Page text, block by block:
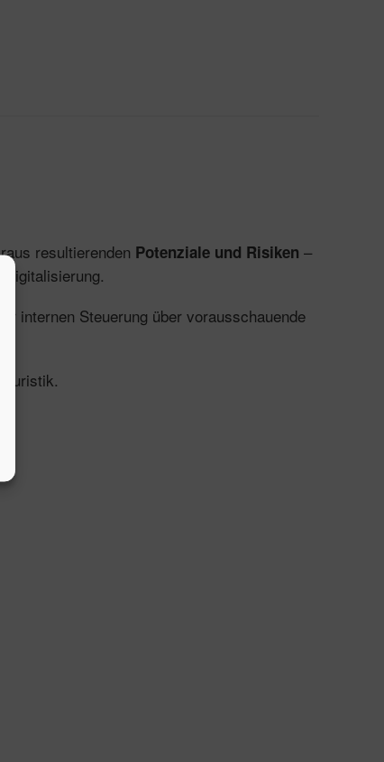
resultierenden Potenziale und Risiken –
internen Steuerung über vorausschauende